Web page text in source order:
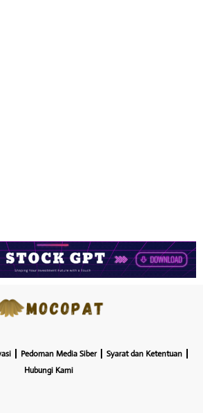
Pedoman Media Siber
Syarat dan Ketentuan
Hubungi Kami